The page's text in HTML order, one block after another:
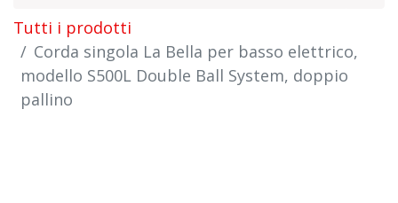
Tutti i prodotti
Corda singola La Bella per basso elettrico,
modello S500L Double Ball System, doppio
pallino